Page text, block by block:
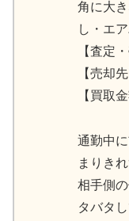
角に大
し・エ
【査定
【売却
【買取金
通勤中
まりき
相手側
タバタし